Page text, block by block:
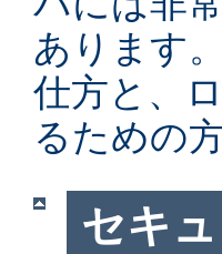
あります
仕方と、
るための
セキ